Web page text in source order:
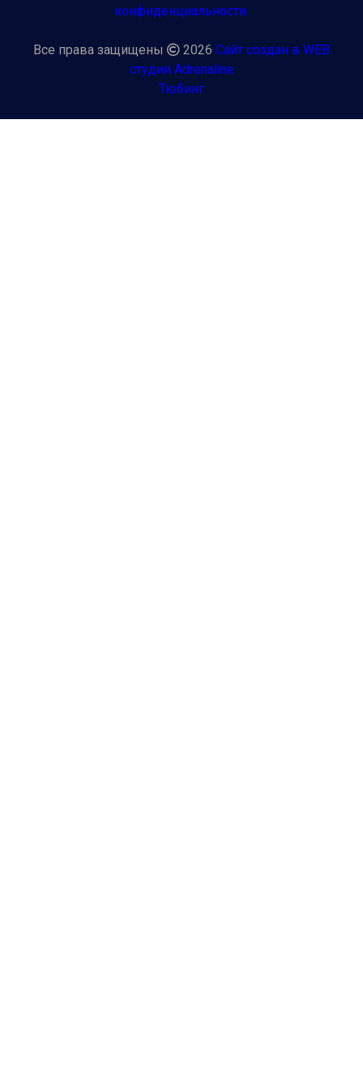
конфиденциальности.
Все права защищены 2026 Сайт создан в WEB
студии Adrenaline
Тюбинг